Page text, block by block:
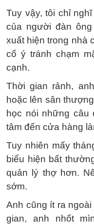
Tuy vậy, tôi chỉ
của người đàn
xuất hiện trong nhà
cố ý tránh chạm
cạnh.
Thời gian rảnh,
hoặc lên sân
học nói những câu
tâm đến cửa hàng
Tuy nhiên mấy
biểu hiện bất
quản lý thợ hơn.
sớm.
Anh cũng ít ra
gian, anh nhốt